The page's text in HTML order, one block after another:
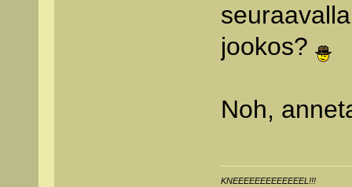
jookos?
Noh,
KNEEEEEEEEEEEEEL!!!